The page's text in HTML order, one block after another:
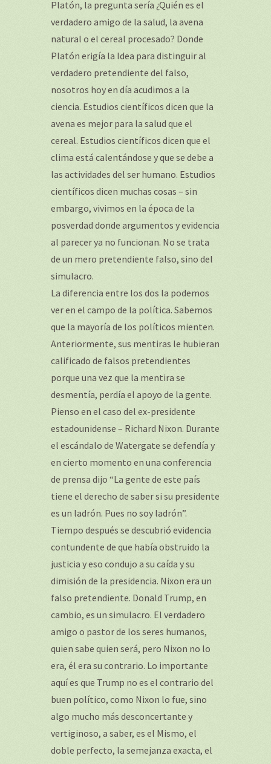
Platón, la pregunta sería ¿Quién es el
verdadero amigo de la salud, la avena
natural o el cereal procesado? Donde
Platón erigía la Idea para distinguir al
verdadero pretendiente del falso,
nosotros hoy en día acudimos a la
ciencia. Estudios científicos dicen que la
avena es mejor para la salud que el
cereal. Estudios científicos dicen que el
clima está calentándose y que se debe a
las actividades del ser humano. Estudios
científicos dicen muchas cosas – sin
embargo, vivimos en la época de la
posverdad donde argumentos y evidencia
al parecer ya no funcionan. No se trata
de un mero pretendiente falso, sino del
simulacro.
La diferencia entre los dos la podemos
ver en el campo de la política. Sabemos
que la mayoría de los políticos mienten.
Anteriormente, sus mentiras le hubieran
calificado de falsos pretendientes
porque una vez que la mentira se
desmentía, perdía el apoyo de la gente.
Pienso en el caso del ex-presidente
estadounidense – Richard Nixon. Durante
el escándalo de Watergate se defendía y
en cierto momento en una conferencia
de prensa dijo “La gente de este país
tiene el derecho de saber si su presidente
es un ladrón. Pues no soy ladrón”.
Tiempo después se descubrió evidencia
contundente de que había obstruido la
justicia y eso condujo a su caída y su
dimisión de la presidencia. Nixon era un
falso pretendiente. Donald Trump, en
cambio, es un simulacro. El verdadero
amigo o pastor de los seres humanos,
quien sabe quien será, pero Nixon no lo
era, él era su contrario. Lo importante
aquí es que Trump no es el contrario del
buen político, como Nixon lo fue, sino
algo mucho más desconcertante y
vertiginoso, a saber, es el Mismo, el
doble perfecto, la semejanza exacta, el